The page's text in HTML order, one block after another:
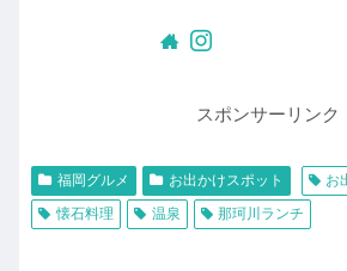
スポンサーリンク
福岡グルメ お出かけスポット お
懐石料理
温泉 那珂川ランチ